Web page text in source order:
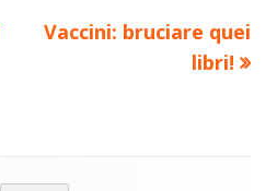
Nuovo
Vaccini: bruciare quei
libri!